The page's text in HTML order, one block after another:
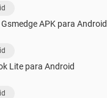
APK para Android
Lite para Android